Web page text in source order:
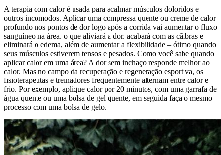
A terapia com calor é usada para acalmar músculos doloridos e
outros incomodos. Aplicar uma compressa quente ou creme de calor
profundo nos pontos de dor logo após a corrida vai aumentar o fluxo
sanguíneo na área, o que aliviará a dor, acabará com as cãibras e
eliminará o edema, além de aumentar a flexibilidade – ótimo quando
seus músculos estiverem tensos e pesados. Como você sabe quando
aplicar calor em uma área? A dor sem inchaço responde melhor ao
calor. Mas no campo da recuperação e regeneração esportiva, os
fisioterapeutas e treinadores frequentemente alternam entre calor e
frio. Por exemplo, aplique calor por 20 minutos, com uma garrafa de
água quente ou uma bolsa de gel quente, em seguida faça o mesmo
processo com uma bolsa de gelo.